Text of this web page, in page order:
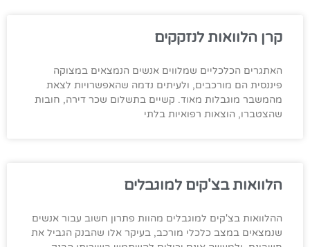
קרן הלוואות לנזקקים
האתגרים הכלכליים שמלווים אנשים הנמצאים במצוקה
פיננסית הם מורכבים, ולעיתים נדמה שהאפשרויות לצאת
מהמשבר מוגבלות מאוד. קשיים בתשלום שכר דירה, חובות
שהצטברו, הוצאות רפואיות בלתי
הלוואות בצ'קים למוגבלים
ההלוואות בצ'קים למוגבלים מהוות פתרון חשוב עבור אנשים
שנמצאים במצב כלכלי מורכב, בעיקר אלו שהבנק הגביל את